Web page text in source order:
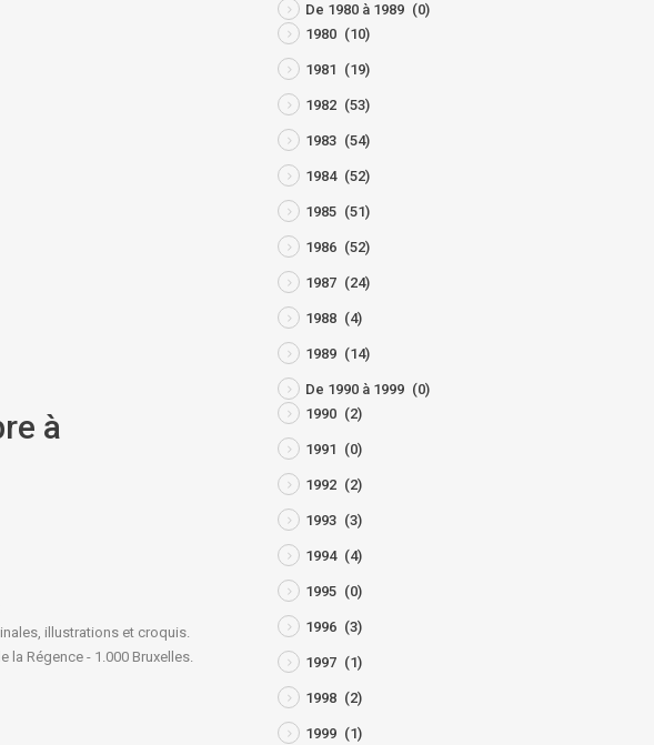
à
illustrations et croquis.
la Régence - 1.000 Bruxelles.
De 1980 à 1989 (0)
1980 (10)
1981 (19)
1982 (53)
1983 (54)
1984 (52)
1985 (51)
1986 (52)
1987 (24)
1988 (4)
1989 (14)
De 1990 à 1999 (0)
1990 (2)
1991 (0)
1992 (2)
1993 (3)
1994 (4)
1995 (0)
1996 (3)
1997 (1)
1998 (2)
1999 (1)